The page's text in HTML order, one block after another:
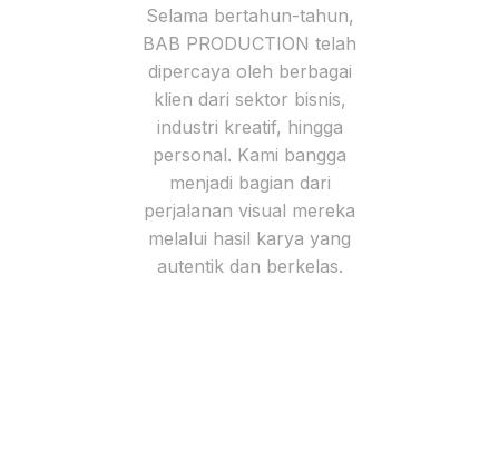
Selama bertahun-tahun,
BAB PRODUCTION telah
dipercaya oleh berbagai
klien dari sektor bisnis,
industri kreatif, hingga
personal. Kami bangga
menjadi bagian dari
perjalanan visual mereka
melalui hasil karya yang
autentik dan berkelas.